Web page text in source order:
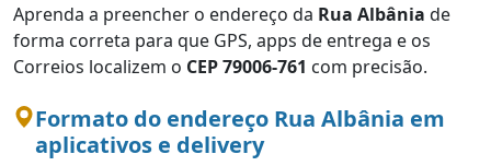
Aprenda a preencher o endereço da Rua Albânia de
forma correta para que GPS, apps de entrega e os
Correios localizem o CEP 79006-761 com precisão.
Formato do endereço Rua Albânia em
aplicativos e delivery